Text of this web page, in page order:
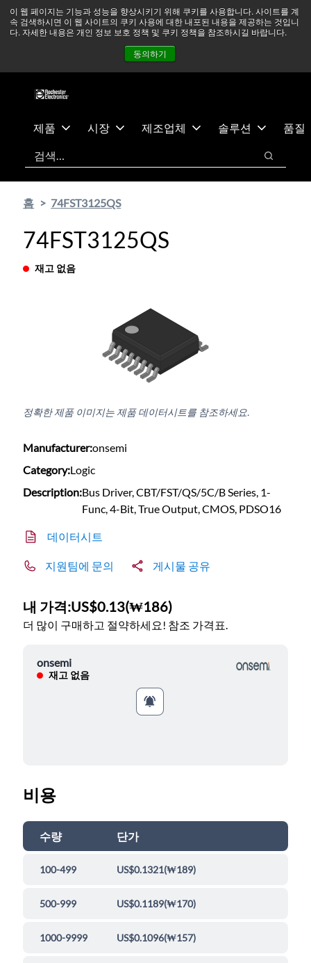
이 웹 페이지는 기능과 성능을 향상시키기 위해 쿠키를 사용합니다. 사이트를 계
속 검색하시면 이 웹 사이트의 쿠키 사용에 대한 내포된 내용을 제공하는 것입니
다. 자세한 내용은 개인 정보 보호 정책 및 쿠키 정책을 참조하시길 바랍니다.
동의하기
츠
건
중동 지역 상황을 지속적으로 주시하고 있으며, 모든 서비스는
정상적으로 운영되고 있습니다. 더 읽어보기 →
뉴스
문의하기
제품 시장 제조업체 솔루션
품질
검색
검색
홈 74FST3125QS
74FST3125QS
재고 없음
정확한 제품 이미지는 제품 데이터시트를 참조하세요.
Manufacturer:onsemi
Category:Logic
Description:Bus Driver, CBT/FST/QS/5C/B Series, 1-
Func, 4-Bit, True Output, CMOS, PDSO16
데이터시트
지원팀에 문의 게시물 공유
내 가격:US$0.13(₩186)
더 많이 구매하고 절약하세요! 참조 가격표.
onsemi
재고 없음
비용
수량 단가
100-499 US$0.1321(₩189)
500-999 US$0.1189(₩170)
1000-9999 US$0.1096(₩157)